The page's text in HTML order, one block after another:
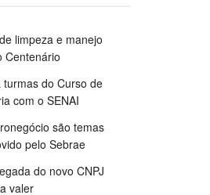
limpeza e manejo
Centenário
turmas do Curso de
com o SENAI
são temas
pelo Sebrae
do novo CNPJ
valer